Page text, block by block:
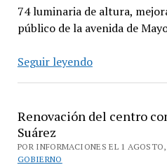
74 luminaria de altura,
público de la avenida de
Seguir leyendoLuminaria
la
comercial
Renovación del centro
Suárez
POR INFORMACIONES EL 1
GOBIERNO